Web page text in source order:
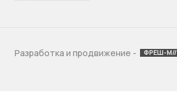
Разработка и продвижение - ФРЕШ-М//